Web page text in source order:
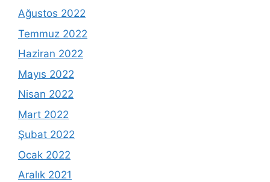
Ağustos 2022
Temmuz 2022
Haziran 2022
Mayıs 2022
Nisan 2022
Mart 2022
Şubat 2022
Ocak 2022
Aralık 2021